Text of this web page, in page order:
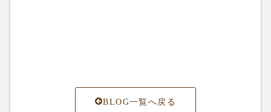
BLOG一覧へ戻る